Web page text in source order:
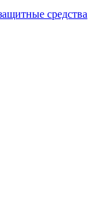
средства